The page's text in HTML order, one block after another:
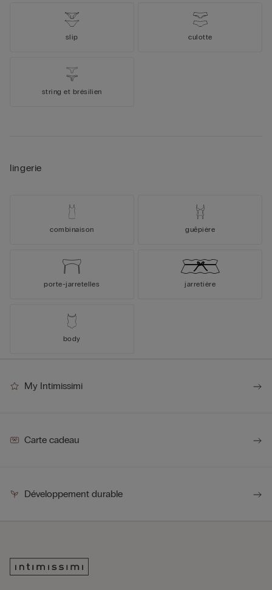
slip culotte
string et brésilien
lingerie
combinaison guêpière
porte-jarretelles jarretière
body
My Intimissimi
Carte cadeau
Développement durable